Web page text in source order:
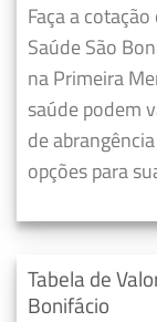
Faça a
Saúde São
na Primeira
saúde podem
de
opções para
Tabela de
Bonifácio